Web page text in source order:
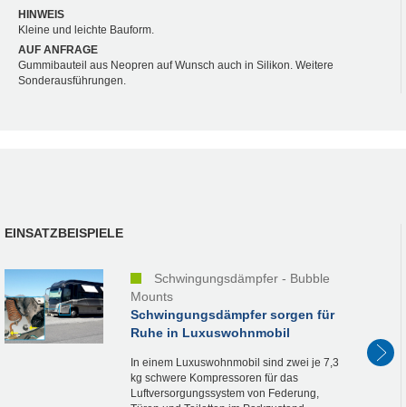
HINWEIS
Kleine und leichte Bauform.
AUF ANFRAGE
Gummibauteil aus Neopren auf Wunsch auch in Silikon. Weitere
Sonderausführungen.
EINSATZBEISPIELE
Schwingungsdämpfer - Bubble
Mounts
Schwingungsdämpfer sorgen für
Ruhe in Luxuswohnmobil
In einem Luxuswohnmobil sind zwei je 7,3
kg schwere Kompressoren für das
Luftversorgungssystem von Federung,